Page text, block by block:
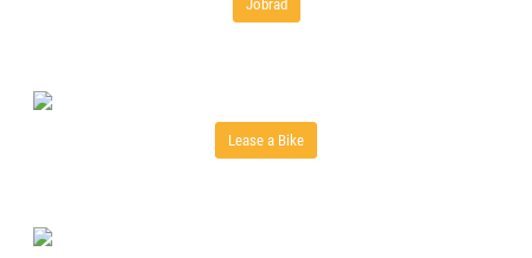
Jobrad
Lease a Bike